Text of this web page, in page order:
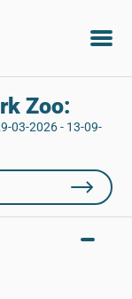
Zoo:
03-2026 - 13-09-